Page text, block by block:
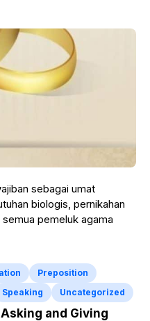
sebagai umat
biologis, pernikahan
pemeluk agama
Preposition
Speaking Uncategorized
and Giving